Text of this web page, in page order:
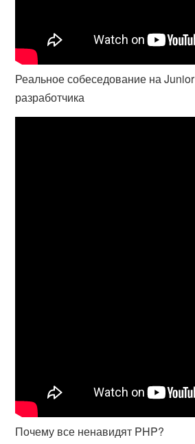
Реальное собеседование на
разработчика
Почему все ненавидят PHP?